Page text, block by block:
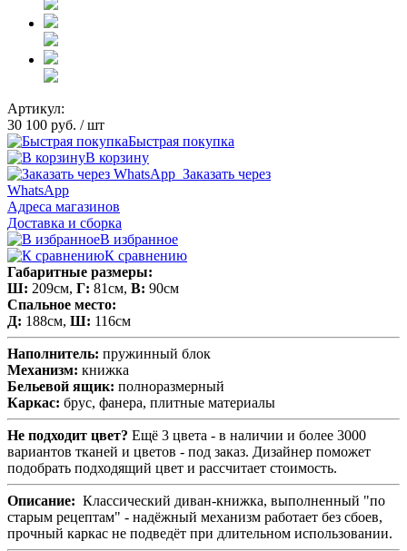
Артикул:
30 100 руб. / шт
Быстрая покупка
В корзину
Заказать через
WhatsApp
Адреса магазинов
Доставка и сборка
В избранное
К сравнению
Габаритные размеры:
Ш: 209см, Г: 81см, В: 90см
Спальное место:
Д: 188см, Ш: 116см
Наполнитель: пружинный блок
Механизм: книжка
Бельевой ящик: полноразмерный
Каркас: брус, фанера, плитные материалы
Не подходит цвет? Ещё 3 цвета - в наличии и более 3000
вариантов тканей и цветов - под заказ. Дизайнер поможет
подобрать подходящий цвет и рассчитает стоимость.
Описание: Классический диван-книжка, выполненный "по
старым рецептам" - надёжный механизм работает без сбоев,
прочный каркас не подведёт при длительном использовании.